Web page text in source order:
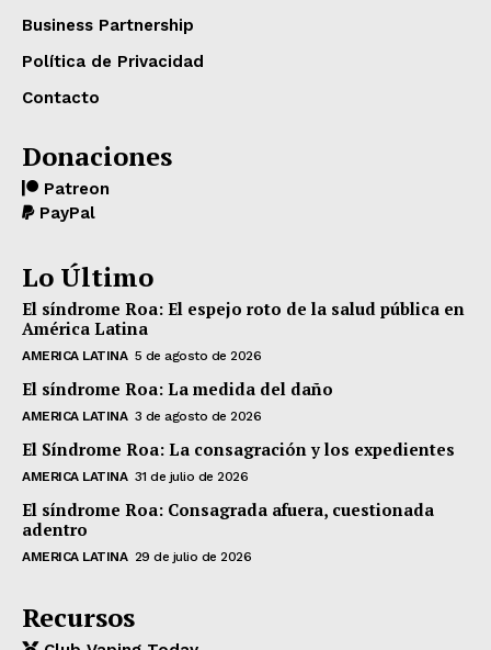
Business Partnership
Política de Privacidad
Contacto
Donaciones
Patreon
PayPal
Lo Último
El síndrome Roa: El espejo roto de la salud pública en
América Latina
AMERICA LATINA 5 de agosto de 2026
El síndrome Roa: La medida del daño
AMERICA LATINA 3 de agosto de 2026
El Síndrome Roa: La consagración y los expedientes
AMERICA LATINA 31 de julio de 2026
El síndrome Roa: Consagrada afuera, cuestionada
adentro
AMERICA LATINA 29 de julio de 2026
Recursos